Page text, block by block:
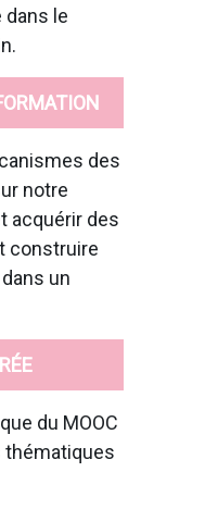
le
des
notre
acquérir des
construire
un
du MOOC
thématiques